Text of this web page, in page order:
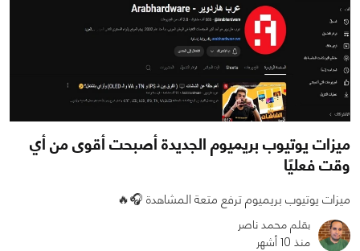
ميزات يوتيوب بريميوم الجديدة أصبحت أقوى من أي
وقت فعليًا
ميزات يوتيوب بريميوم ترفع متعة المشاهدة 🎧🔥
بقلم محمد ناصر
منذ 10 أشهر